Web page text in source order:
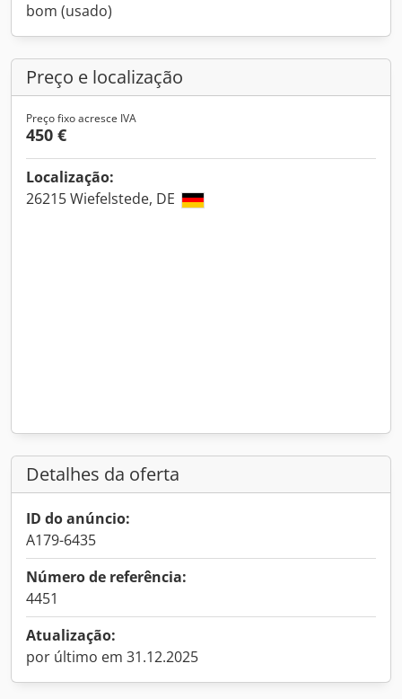
bom (usado)
Preço e localização
Preço fixo acresce IVA
450 €
Localização:
26215 Wiefelstede, DE
Detalhes da oferta
ID do anúncio:
A179-6435
Número de referência:
4451
Atualização:
por último em 31.12.2025